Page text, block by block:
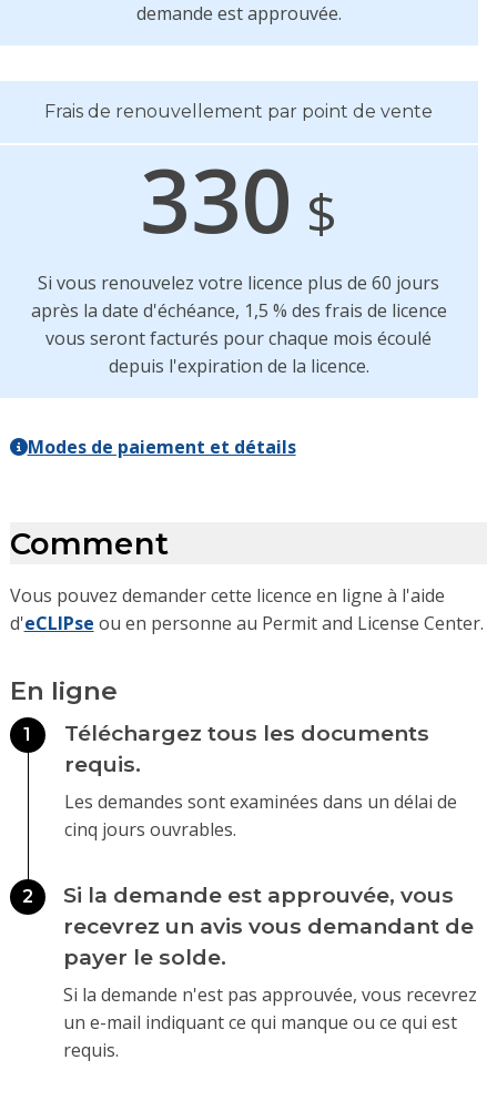
demande est approuvée.
Frais de renouvellement par point de vente
330 $
Si vous renouvelez votre licence plus de 60 jours
après la date d'échéance, 1,5 % des frais de licence
vous seront facturés pour chaque mois écoulé
depuis l'expiration de la licence.
Modes de paiement et détails
Comment
Vous pouvez demander cette licence en ligne à l'aide
d'eCLIPse ou en personne au Permit and License Center.
En ligne
1
Téléchargez tous les documents
requis.
Les demandes sont examinées dans un délai de
cinq jours ouvrables.
2
Si la demande est approuvée, vous
recevrez un avis vous demandant de
payer le solde.
Si la demande n'est pas approuvée, vous recevrez
un e-mail indiquant ce qui manque ou ce qui est
requis.